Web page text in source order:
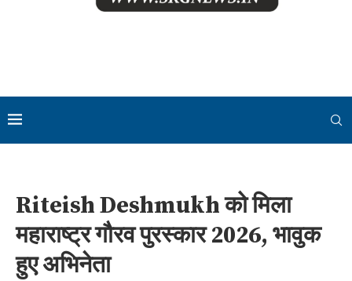
Riteish Deshmukh को मिला
महाराष्ट्र गौरव पुरस्कार 2026, भावुक
हुए अभिनेता